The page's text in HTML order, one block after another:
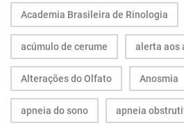
Academia Brasileira de Rinologia
acúmulo de cerume alerta aos
Alterações do Olfato Anosmia
apneia do sono apneia